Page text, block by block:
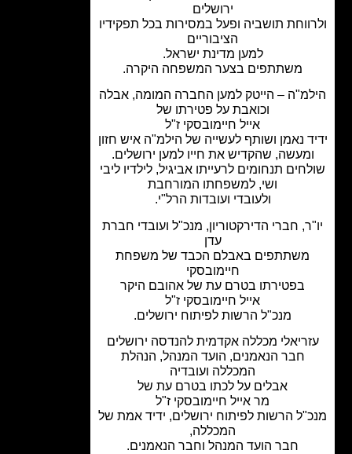
תושביה ופעל במסירות בכל תפקידיו
הציבוריים
למען מדינת ישראל.
משתתפים בצער המשפחה היקרה.
– הייטק למען החברה המומה, אבלה
וכואבת על פטירתו של
אייל חיימובסקי ז"ל
נאמן ושותף לעשייה של הילמ"ה איש חזון
שהקדיש את חייו למען ירושלים.
תנחומים לרעייתו אביגיל, לילדיו ליבי
ושי, למשפחתו המורחבת
ולעובדי ועובדות הרל"י.
חברי הדירקטוריון, מנכ"ל ועובדי חברת
משתתפים באבלם הכבד של משפחת
חיימובסקי
בפטירתו בטרם עת של אהובם היקר
אייל חיימובסקי ז"ל
מנכ"ל הרשות לפיתוח ירושלים.
מכללה אקדמית להנדסה ירושלים
חבר הנאמנים, הועד המנהל, הנהלת
המכללה ועובדיה
אבלים על לכתו בטרם עת של
מר אייל חיימובסקי ז"ל
הרשות לפיתוח ירושלים, ידיד אמת של
המכללה,
חבר הועד המנהל וחבר הנאמנים.